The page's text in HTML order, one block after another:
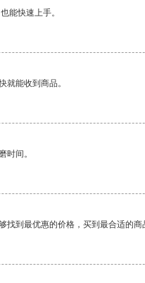
能快速上手。
就能收到商品。
时间。
到最优惠的价格，买到最合适的商